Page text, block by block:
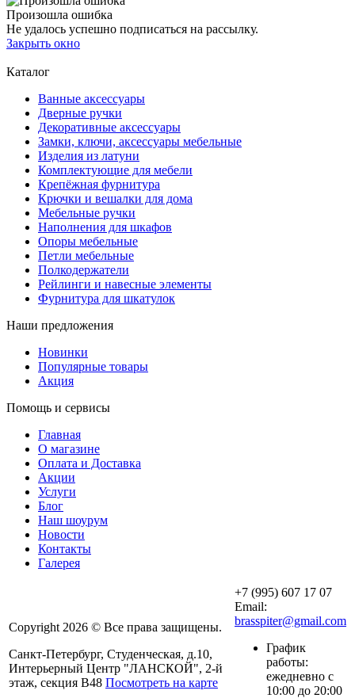
Произошла ошибка
Не удалось успешно подписаться на рассылку.
Закрыть окно
Каталог
Ванные аксессуары
Дверные ручки
Декоративные аксессуары
Замки, ключи, аксессуары мебельные
Изделия из латуни
Комплектующие для мебели
Крепёжная фурнитура
Крючки и вешалки для дома
Мебельные ручки
Наполнения для шкафов
Опоры мебельные
Петли мебельные
Полкодержатели
Рейлинги и навесные элементы
Фурнитура для шкатулок
Наши предложения
Новинки
Популярные товары
Акция
Помощь и сервисы
Главная
О магазине
Оплата и Доставка
Акции
Услуги
Блог
Наш шоурум
Новости
Контакты
Галерея
Copyright 2026 © Все права защищены.
Санкт-Петербург, Студенческая, д.10,
Интерьерный Центр "ЛАНСКОЙ", 2-й
этаж, секция В48 Посмотреть на карте
+7 (995) 607 17 07
Email:
brasspiter@gmail.com
График
работы:
ежедневно с
10:00 до 20:00